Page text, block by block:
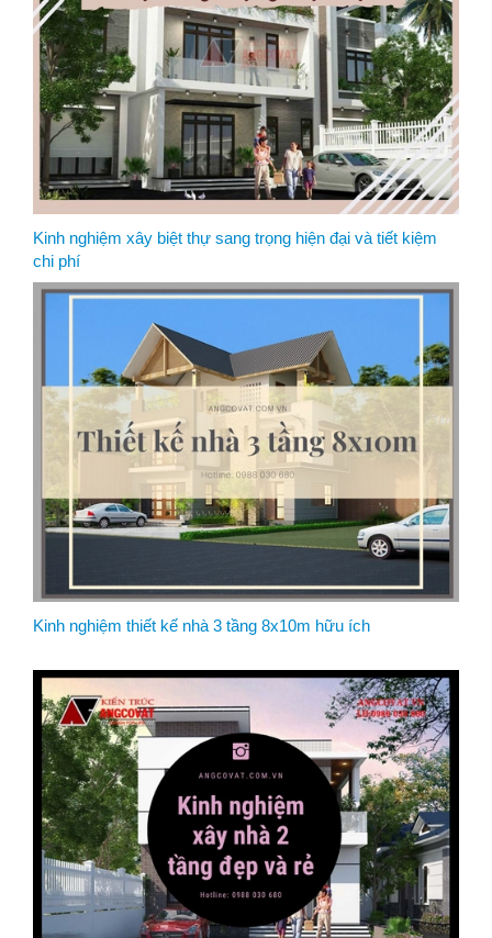
Kinh nghiệm xây biệt thự sang trọng hiện đại và tiết kiệm
chi phí
Kinh nghiệm thiết kế nhà 3 tầng 8x10m hữu ích